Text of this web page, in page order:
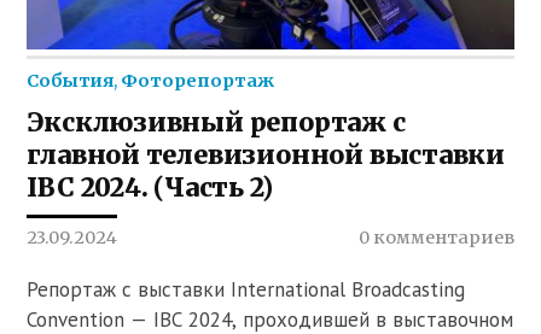
События, Фоторепортаж
Эксклюзивный репортаж с
главной телевизионной выставки
IBC 2024. (Часть 2)
23.09.2024 0 комментариев
Репортаж с выставки International Broadcasting
Convention — IBC 2024, проходившей в выставочном